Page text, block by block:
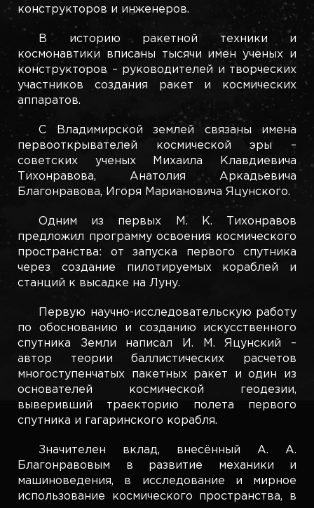
конструкторов и инженеров.
В историю ракетной техники и
космонавтики вписаны тысячи имен ученых и
конструкторов – руководителей и творческих
участников создания ракет и космических
аппаратов.
С Владимирской землей связаны имена
первооткрывателей космической эры –
советских ученых Михаила Клавдиевича
Тихонравова, Анатолия Аркадьевича
Благонравова, Игоря Мариановича Яцунского.
Одним из первых М. К. Тихонравов
предложил программу освоения космического
пространства: от запуска первого спутника
через создание пилотируемых кораблей и
станций к высадке на Луну.
Первую научно-исследовательскую работу
по обоснованию и созданию искусственного
спутника Земли написал И. М. Яцунский –
автор теории баллистических расчетов
многоступенчатых пакетных ракет и один из
основателей космической геодезии,
выверивший траекторию полета первого
спутника и гагаринского корабля.
Значителен вклад, внесённый А. А.
Благонравовым в развитие механики и
машиноведения, в исследование и мирное
использование космического пространства, в